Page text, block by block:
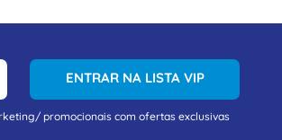
ENTRAR NA LISTA VIP
promocionais com ofertas exclusivas